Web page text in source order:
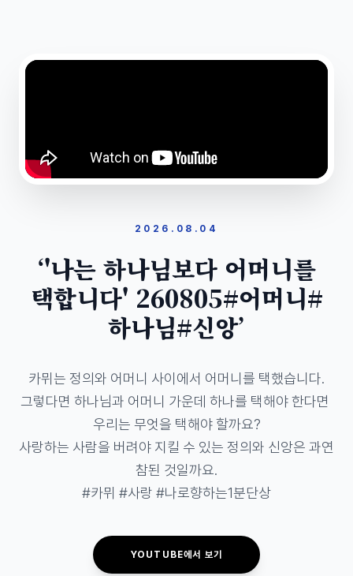
2026.08.04
‘'나는 하나님보다 어머니를
택합니다' 260805#어머니#
하나님#신앙’
카뮈는 정의와 어머니 사이에서 어머니를 택했습니다.
그렇다면 하나님과 어머니 가운데 하나를 택해야 한다면
우리는 무엇을 택해야 할까요?
사랑하는 사람을 버려야 지킬 수 있는 정의와 신앙은 과연
참된 것일까요.
#카뮈 #사랑 #나로향하는1분단상
YOUTUBE에서 보기